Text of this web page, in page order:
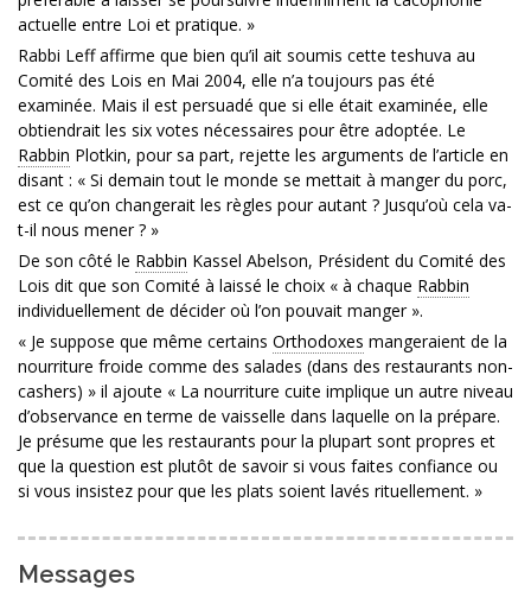
actuelle entre Loi et pratique. »
Rabbi Leff affirme que bien qu’il ait soumis cette teshuva au
Comité des Lois en Mai 2004, elle n’a toujours pas été
examinée. Mais il est persuadé que si elle était examinée, elle
obtiendrait les six votes nécessaires pour être adoptée. Le
Rabbin Plotkin, pour sa part, rejette les arguments de l’article en
disant : « Si demain tout le monde se mettait à manger du porc,
est ce qu’on changerait les règles pour autant ? Jusqu’où cela va-
t-il nous mener ? »
De son côté le Rabbin Kassel Abelson, Président du Comité des
Lois dit que son Comité à laissé le choix « à chaque Rabbin
individuellement de décider où l’on pouvait manger ».
« Je suppose que même certains Orthodoxes mangeraient de la
nourriture froide comme des salades (dans des restaurants non-
cashers) » il ajoute « La nourriture cuite implique un autre niveau
d’observance en terme de vaisselle dans laquelle on la prépare.
Je présume que les restaurants pour la plupart sont propres et
que la question est plutôt de savoir si vous faites confiance ou
si vous insistez pour que les plats soient lavés rituellement. »
Messages